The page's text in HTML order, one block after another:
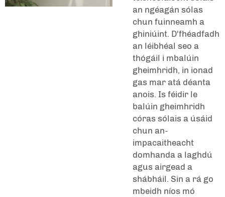
an ngéagán sólas
chun fuinneamh a
ghiniúint. D'fhéadfadh
an léibhéal seo a
thógáil i mbalúin
gheimhridh, in ionad
gas mar atá déanta
anois. Is féidir le
balúin gheimhridh
córas sólais a úsáid
chun an-
impacaitheacht
domhanda a laghdú
agus airgead a
shábháil. Sin a rá go
mbeidh níos mó